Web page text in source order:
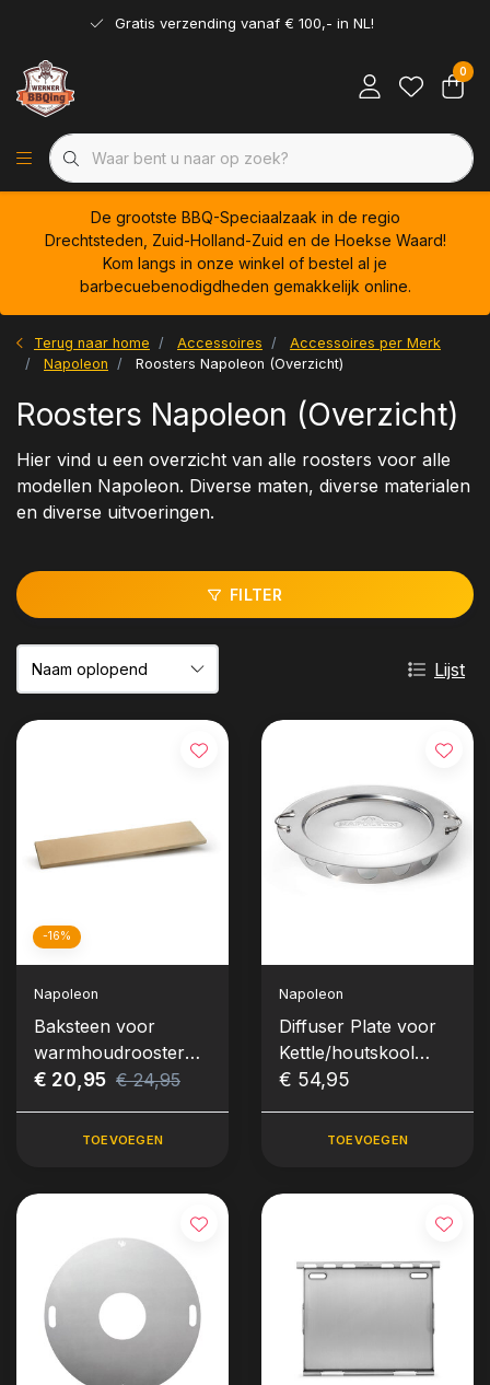
Gratis verzending vanaf € 100,- in NL!
0
De grootste BBQ-Speciaalzaak in de regio
Drechtsteden, Zuid-Holland-Zuid en de Hoekse Waard!
Kom langs in onze winkel of bestel al je
barbecuebenodigdheden gemakkelijk online.
Terug naar home Accessoires
Accessoires per Merk
Napoleon
Roosters Napoleon (Overzicht)
Roosters Napoleon (Overzicht)
Hier vind u een overzicht van alle roosters voor alle
modellen Napoleon. Diverse maten, diverse materialen
en diverse uitvoeringen.
FILTER
Lijst
-16%
Napoleon
Baksteen voor
warmhoudrooster
(vanaf Rogue 425)
€ 20,95 € 24,95
TOEVOEGEN
Napoleon
Diffuser Plate voor
Kettle/houtskool
barbecue ø57 cm
€ 54,95
TOEVOEGEN